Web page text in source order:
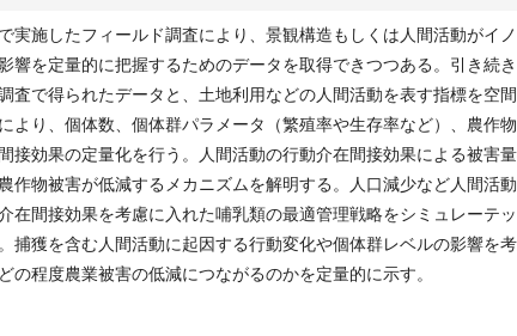
実施したフィールド調査により、景観構造もしくは人間活動がイ
響を定量的に把握するためのデータを取得できつつある。引き続
査で得られたデータと、土地利用などの人間活動を表す指標を空
より、個体数、個体群パラメータ（繁殖率や生存率など）、農作
接効果の定量化を行う。人間活動の行動介在間接効果による被害
作物被害が低減するメカニズムを解明する。人口減少など人間活
在間接効果を考慮に入れた哺乳類の最適管理戦略をシミュレーテ
捕獲を含む人間活動に起因する行動変化や個体群レベルの影響を
の程度農業被害の低減につながるのかを定量的に示す。